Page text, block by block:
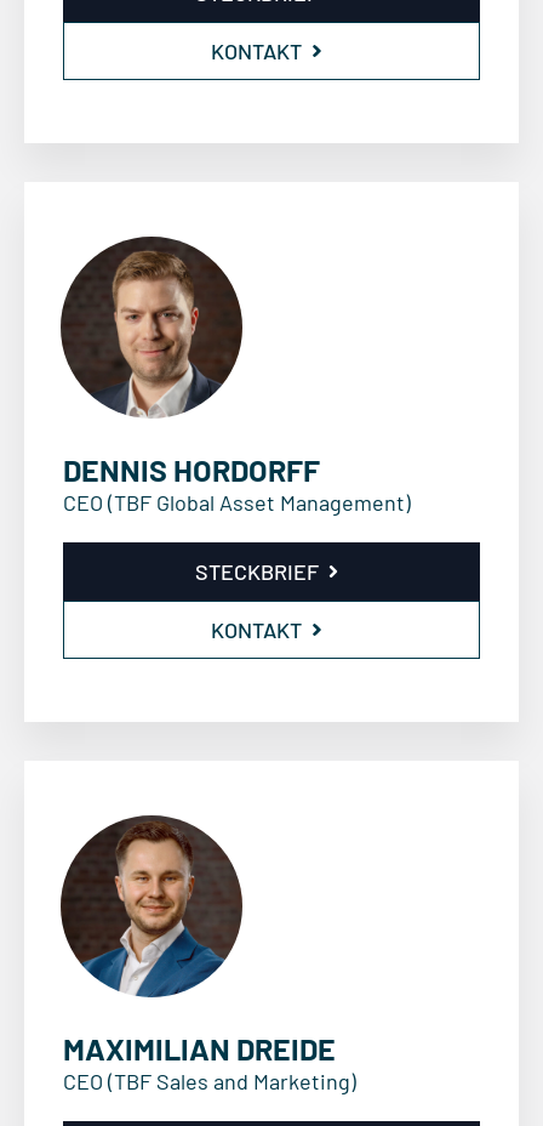
KONTAKT
DENNIS HORDORFF
CEO (TBF Global Asset Management)
STECKBRIEF
KONTAKT
MAXIMILIAN DREIDE
CEO (TBF Sales and Marketing)